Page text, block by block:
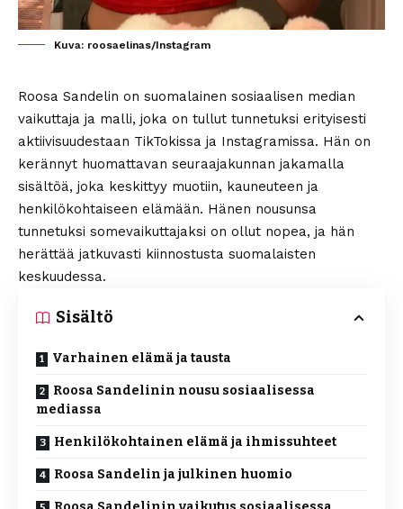
Kuva: roosaelinas/Instagram
Roosa Sandelin on suomalainen sosiaalisen median
vaikuttaja ja malli, joka on tullut tunnetuksi erityisesti
aktiivisuudestaan TikTokissa ja Instagramissa. Hän on
kerännyt huomattavan seuraajakunnan jakamalla
sisältöä, joka keskittyy muotiin, kauneuteen ja
henkilökohtaiseen elämään. Hänen nousunsa
tunnetuksi somevaikuttajaksi on ollut nopea, ja hän
herättää jatkuvasti kiinnostusta suomalaisten
keskuudessa.
Sisältö
Varhainen elämä ja tausta
Roosa Sandelinin nousu sosiaalisessa
mediassa
Henkilökohtainen elämä ja ihmissuhteet
Roosa Sandelin ja julkinen huomio